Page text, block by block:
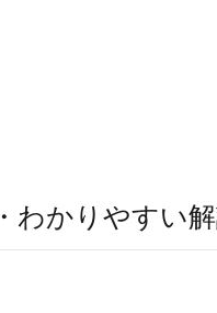
わかりやすい